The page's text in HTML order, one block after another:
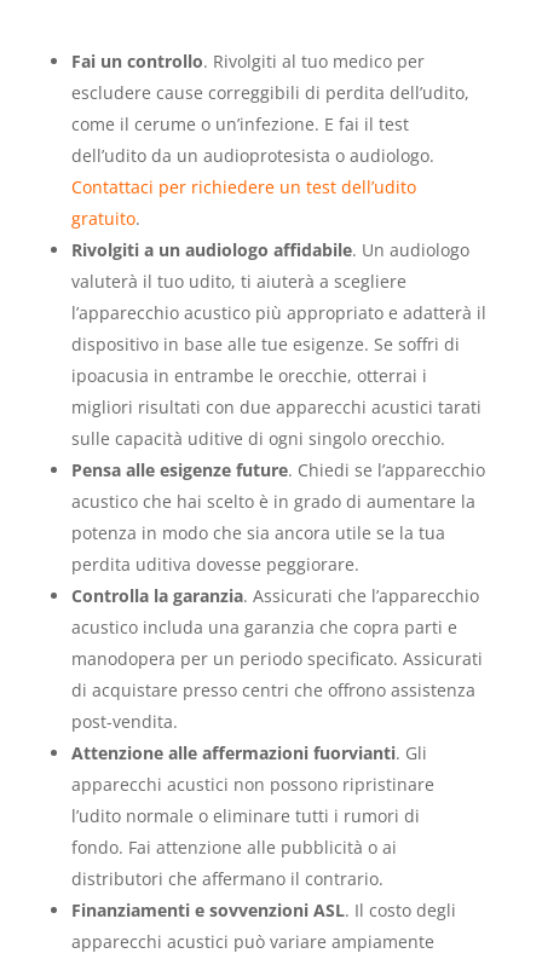
Fai un controllo. Rivolgiti al tuo medico per
escludere cause correggibili di perdita dell’udito,
come il cerume o un’infezione. E fai il test
dell’udito da un audioprotesista o audiologo.
Contattaci per richiedere un test dell’udito
gratuito.
Rivolgiti a un audiologo affidabile. Un audiologo
valuterà il tuo udito, ti aiuterà a scegliere
l’apparecchio acustico più appropriato e adatterà il
dispositivo in base alle tue esigenze. Se soffri di
ipoacusia in entrambe le orecchie, otterrai i
migliori risultati con due apparecchi acustici tarati
sulle capacità uditive di ogni singolo orecchio.
Pensa alle esigenze future. Chiedi se l’apparecchio
acustico che hai scelto è in grado di aumentare la
potenza in modo che sia ancora utile se la tua
perdita uditiva dovesse peggiorare.
Controlla la garanzia. Assicurati che l’apparecchio
acustico includa una garanzia che copra parti e
manodopera per un periodo specificato. Assicurati
di acquistare presso centri che offrono assistenza
post-vendita.
Attenzione alle affermazioni fuorvianti. Gli
apparecchi acustici non possono ripristinare
l’udito normale o eliminare tutti i rumori di
fondo. Fai attenzione alle pubblicità o ai
distributori che affermano il contrario.
Finanziamenti e sovvenzioni ASL. Il costo degli
apparecchi acustici può variare ampiamente